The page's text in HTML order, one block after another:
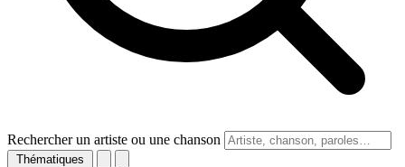
Rechercher un artiste ou une chanson
Thématiques